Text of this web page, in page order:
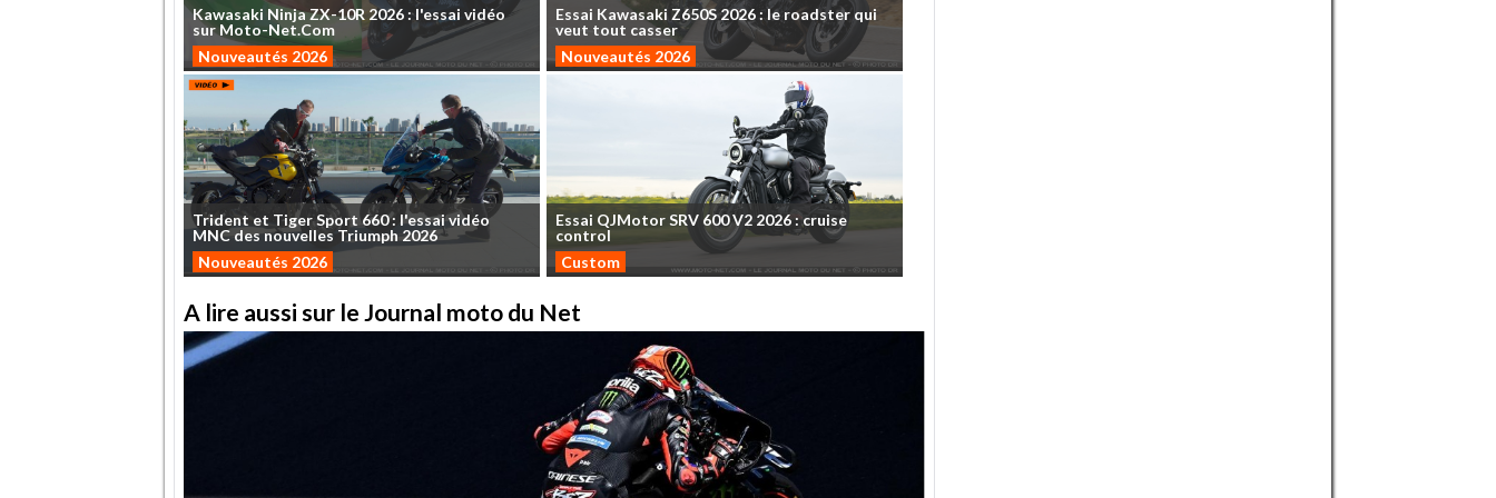
Kawasaki NinjaZX-10R 2026 : l'essai vidéo
sur Moto-Net.Com
Nouveautés 2026
Essai Kawasaki Z650S2026:le roadster qui
veut tout casser
Nouveautés 2026
Trident et TigerSport 660: l'essaividéo
MNCdesnouvelles Triumph2026
Nouveautés 2026
Essai QJMotorSRV 600V2 2026: cruise
control
Custom
A lire aussi sur le Journal moto du Net